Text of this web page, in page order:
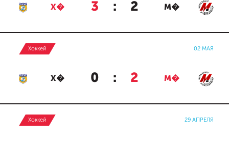
Х� 3 : 2 М�
Хоккей 02 МАЯ
Х� 0 : 2 М�
Хоккей 29 АПРЕЛЯ